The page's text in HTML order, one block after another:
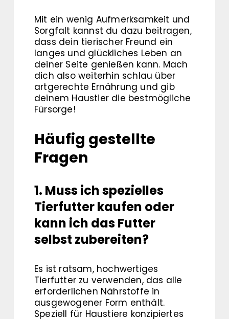
Mit ein wenig Aufmerksamkeit und
Sorgfalt kannst du dazu beitragen,
dass dein tierischer Freund ein
langes und glückliches Leben an
deiner Seite genießen kann. Mach
dich also weiterhin schlau über
artgerechte Ernährung und gib
deinem Haustier die bestmögliche
Fürsorge!
Häufig gestellte
Fragen
1. Muss ich spezielles
Tierfutter kaufen oder
kann ich das Futter
selbst zubereiten?
Es ist ratsam, hochwertiges
Tierfutter zu verwenden, das alle
erforderlichen Nährstoffe in
ausgewogener Form enthält.
Speziell für Haustiere konzipiertes